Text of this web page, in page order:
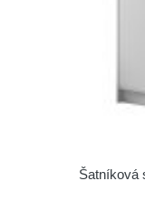
Šatníková